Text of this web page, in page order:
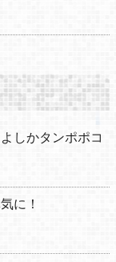
しかタンポポコ
に！